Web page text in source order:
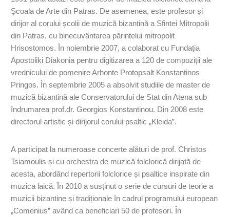
Școala de Arte din Patras. De asemenea, este profesor și
dirijor al corului școlii de muzică bizantină a Sfintei Mitropolii
din Patras, cu binecuvântarea părintelui mitropolit
Hrisostomos. În noiembrie 2007, a colaborat cu Fundația
Apostoliki Diakonia pentru digitizarea a 120 de compoziții ale
vrednicului de pomenire Arhonte Protopsalt Konstantinos
Pringos. În septembrie 2005 a absolvit studiile de master de
muzică bizantină ale Conservatorului de Stat din Atena sub
îndrumarea prof.dr. Georgios Konstantinou. Din 2008 este
directorul artistic și dirijorul corului psaltic „Kleida”.
A participat la numeroase concerte alături de prof. Christos
Tsiamoulis și cu orchestra de muzică folclorică dirijată de
acesta, abordând repertorii folclorice și psaltice inspirate din
muzica laică. În 2010 a susținut o serie de cursuri de teorie a
muzicii bizantine și tradiționale în cadrul programului european
„Comenius” având ca beneficiari 50 de profesori. În